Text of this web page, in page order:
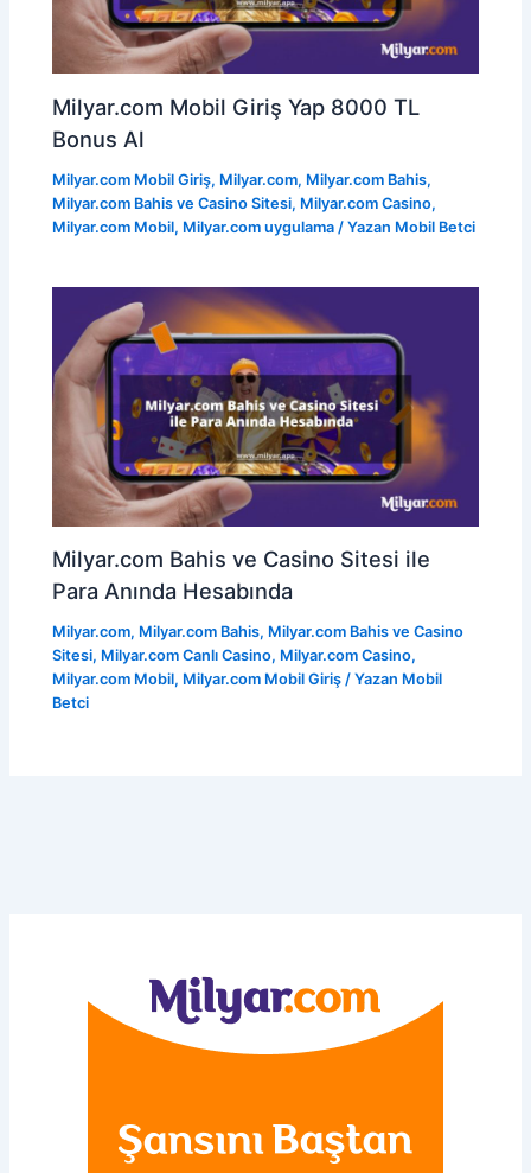
Milyar.com Mobil Giriş Yap 8000 TL
Bonus Al
Milyar.com Mobil Giriş, Milyar.com, Milyar.com Bahis,
Milyar.com Bahis ve Casino Sitesi, Milyar.com Casino,
Milyar.com Mobil, Milyar.com uygulama / Yazan Mobil Betci
Milyar.com Bahis ve Casino Sitesi ile
Para Anında Hesabında
Milyar.com, Milyar.com Bahis, Milyar.com Bahis ve Casino
Sitesi, Milyar.com Canlı Casino, Milyar.com Casino,
Milyar.com Mobil, Milyar.com Mobil Giriş / Yazan Mobil
Betci